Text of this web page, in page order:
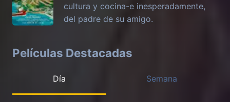
cultura y cocina-e inesperadamente,
del padre de su amigo.
Películas Destacadas
Día Semana